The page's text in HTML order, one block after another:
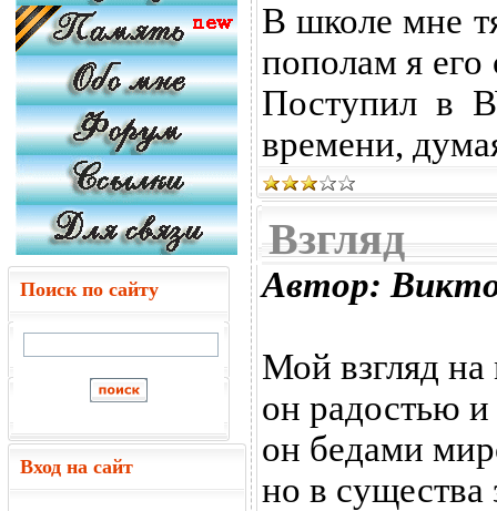
Поиск по сайту
Вход на сайт
В школе мне
пополам я его
Поступил в
времени,
Взгляд
Автор:
Мой взгляд
он радостью
он бедами
но в